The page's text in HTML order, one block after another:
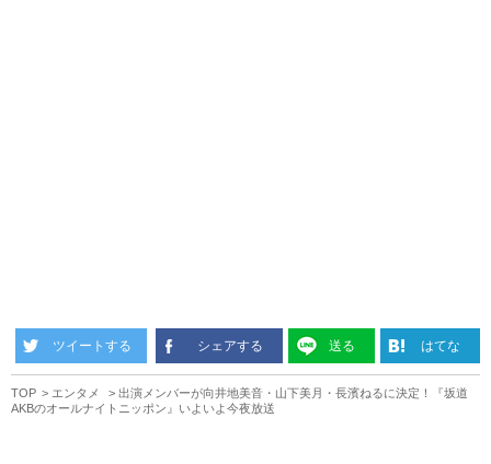
ツイートする シェアする 送る はてな
TOP エンタメ
出演メンバーが向井地美音・山下美月・長濱ねるに決定！『坂道
AKBのオールナイトニッポン』いよいよ今夜放送